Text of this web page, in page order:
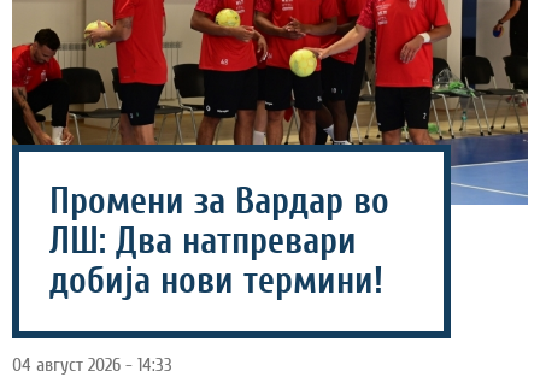
Промени за Вардар во
ЛШ: Два натпревари
добија нови термини!
04 август 2026 - 14:33